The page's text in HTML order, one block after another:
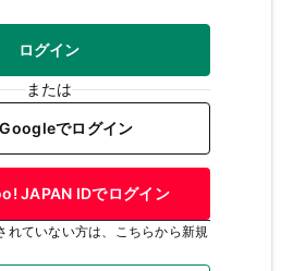
ログイン
または
Googleでログイン
JAPAN IDでログイン
れていない方は、こちらから新規